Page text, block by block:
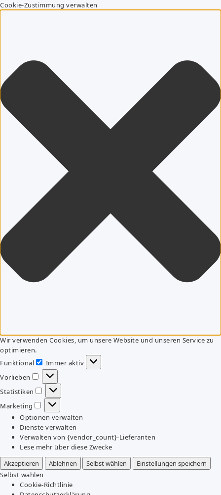
Cookie-Zustimmung verwalten
Wir verwenden Cookies, um unsere Website und unseren Service zu
optimieren.
Funktional
Funktional
Immer aktiv
Vorlieben
Vorlieben
Statistiken
Statistiken
Marketing
Marketing
Optionen verwalten
Dienste verwalten
Verwalten von {vendor_count}-Lieferanten
Lese mehr über diese Zwecke
Akzeptieren
Ablehnen Selbst wählen
Einstellungen speichern
Selbst wählen
Cookie-Richtlinie